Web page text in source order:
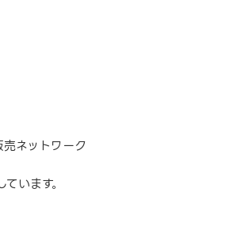
売ネットワーク
います。